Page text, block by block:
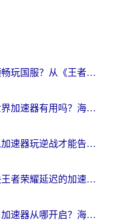
人在海外，如何顺畅玩国服？从《王者荣耀》到《云图计划》的加速器终极指南
在国外玩塔瑞斯世界加速器有用吗？海外玩家亲测后的真实答案
身在海外，用什么加速器玩逆战才能告别延迟？
海外党必看：解决王者荣耀延迟的加速器终极指南——从EVE到猫和老鼠，一个工具全搞定
苹果手机无尽冬日加速器从哪开启？海外玩家的冬日生存指南